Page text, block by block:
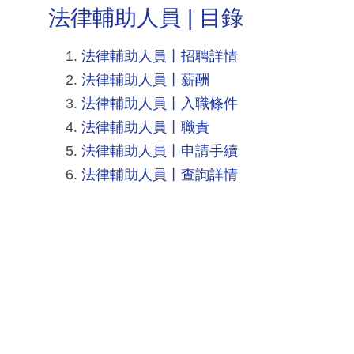
法律輔助人員 | 目錄
法律輔助人員丨招聘詳情
法律輔助人員丨薪酬
法律輔助人員丨入職條件
法律輔助人員丨職責
法律輔助人員丨申請手續
法律輔助人員丨查詢詳情